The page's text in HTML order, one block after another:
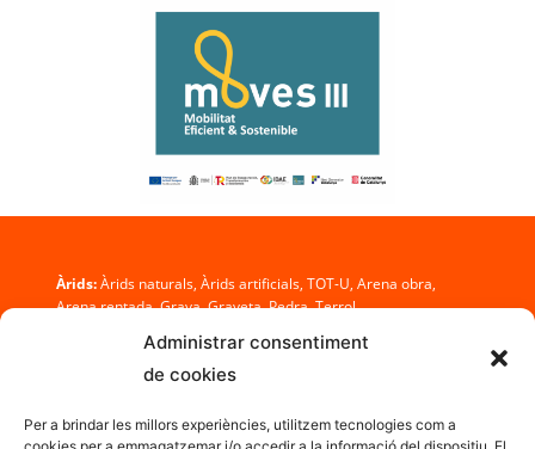
Administrar consentiment
de cookies
Per a brindar les millors experiències, utilitzem tecnologies com a
Àrids:Àrids naturals, Àrids artificials, TOT-U, Arena obra,
Arena rentada, Grava, Graveta, Pedra, Terrol
Prefabricats de formigó:Barreres, Tubs, Pous, Arquetes,
Embocadures, Baixants, Canals, Voreres